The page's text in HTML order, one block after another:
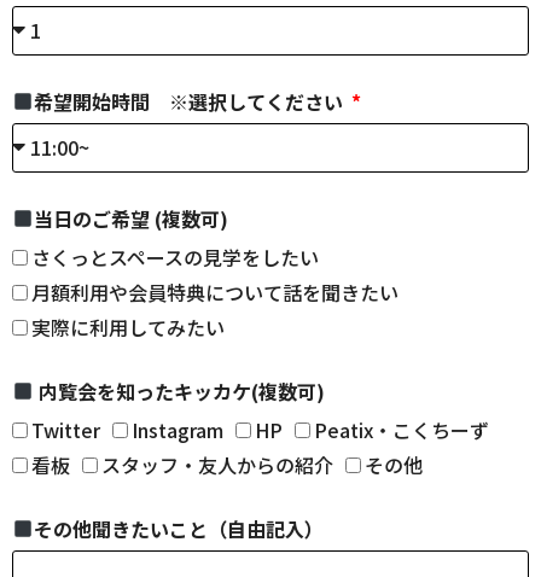
希望開始時間 ※選択してください
当日のご希望 (複数可)
さくっとスペースの見学をしたい
月額利用や会員特典について話を聞きたい
実際に利用してみたい
内覧会を知ったキッカケ(複数可)
Twitter
Instagram HP
Peatix・こくちーず
看板
スタッフ・友人からの紹介 その他
その他聞きたいこと（自由記入）